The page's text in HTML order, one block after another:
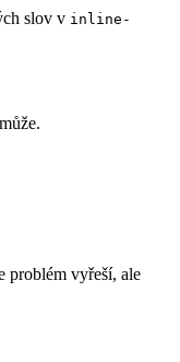
slov v inline-
problém vyřeší, ale